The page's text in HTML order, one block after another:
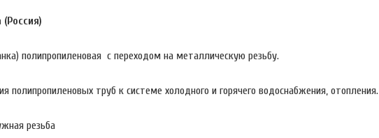
полипропиленовая с переходом на металлическую резьбу.
полипропиленовых труб к системе холодного и горячего водоснабжения, отопления.
резьба